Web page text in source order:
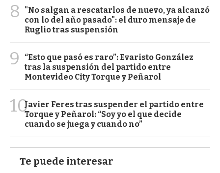
8
"No salgan a rescatarlos de nuevo, ya alcanzó
con lo del año pasado": el duro mensaje de
Ruglio tras suspensión
9
“Esto que pasó es raro”: Evaristo González
tras la suspensión del partido entre
Montevideo City Torque y Peñarol
10Javier Feres tras suspender el partido entre
Torque y Peñarol: “Soy yo el que decide
cuando se juega y cuando no”
Te puede interesar